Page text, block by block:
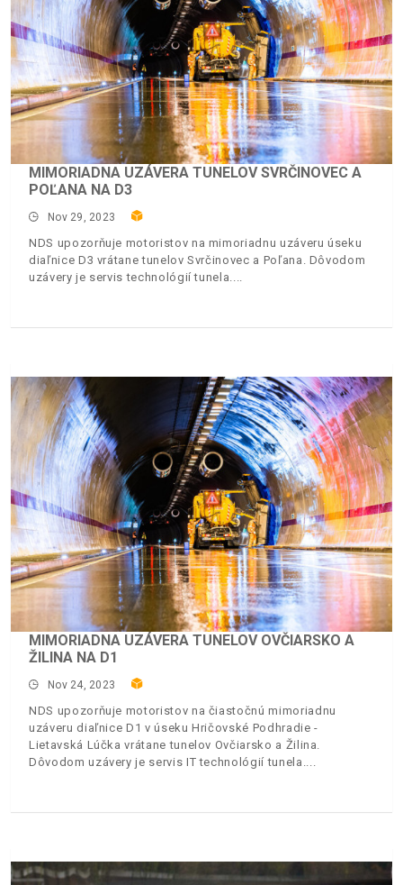
MIMORIADNA UZÁVERA TUNELOV SVRČINOVEC A
POĽANA NA D3
Nov 29, 2023
NDS upozorňuje motoristov na mimoriadnu uzáveru úseku
diaľnice D3 vrátane tunelov Svrčinovec a Poľana. Dôvodom
uzávery je servis technológií tunela.
MIMORIADNA UZÁVERA TUNELOV OVČIARSKO A
ŽILINA NA D1
Nov 24, 2023
NDS upozorňuje motoristov na čiastočnú mimoriadnu
uzáveru diaľnice D1 v úseku Hričovské Podhradie -
Lietavská Lúčka vrátane tunelov Ovčiarsko a Žilina.
Dôvodom uzávery je servis IT technológií tunela.